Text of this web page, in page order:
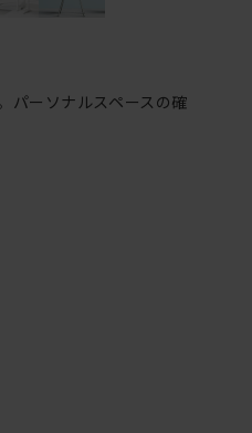
パーソナルスペースの確